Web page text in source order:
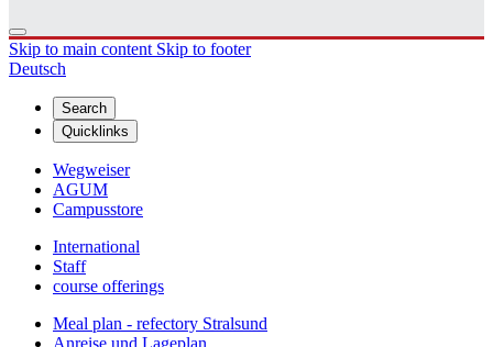
Skip to main content Skip to footer
Deutsch
Search
Quicklinks
Wegweiser
AGUM
Campusstore
International
Staff
course offerings
Meal plan - refectory Stralsund